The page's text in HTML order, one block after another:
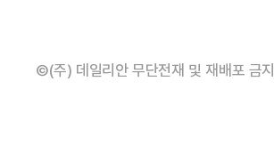
©(주) 데일리안 무단전재 및 재배포 금지